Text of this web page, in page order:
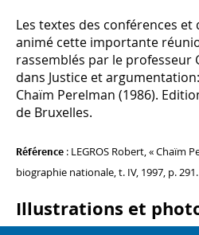
Les textes des conférences
animé cette importante
rassemblés par le professeur
dans Justice et
Chaïm Perelman (1986).
de Bruxelles.
Référence : LEGROS Robert, « Chaïm
biographie nationale, t. IV, 1997, p. 291.
Illustrations et